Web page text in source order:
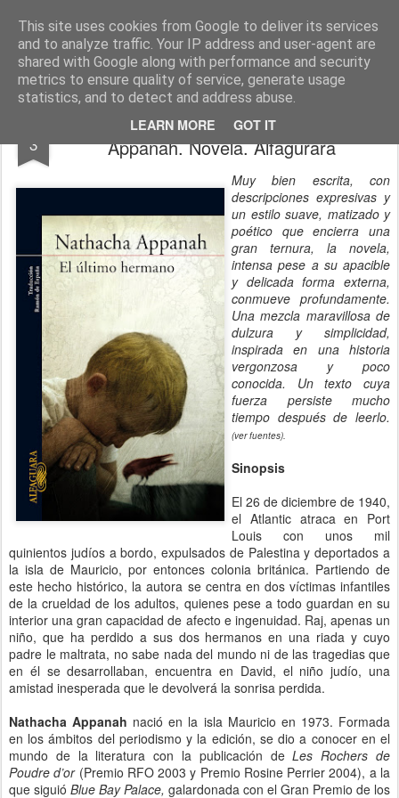
This site uses cookies from Google to deliver its services
and to analyze traffic. Your IP address and user-agent are
shared with Google along with performance and security
metrics to ensure quality of service, generate usage
statistics, and to detect and address abuse.
LEARN MORE GOT IT
CINE, LITERATURA Y VIDA Blog de Cine y Libros
3
EL ÚLTIMO HERMANO. Nathacha
Appanah. Novela. Alfagurara
Muy bien escrita, con
descripciones expresivas y
un estilo suave, matizado y
poético que encierra una
gran ternura, la novela,
intensa pese a su apacible
y delicada forma externa,
conmueve profundamente.
Una mezcla maravillosa de
dulzura y simplicidad,
inspirada en una historia
vergonzosa y poco
conocida. Un texto cuya
fuerza persiste mucho
tiempo después de leerlo.
(ver fuentes).
Sinopsis
El 26 de diciembre de 1940,
el Atlantic atraca en Port
Louis con unos mil
quinientos judíos a bordo, expulsados de Palestina y deportados a
la isla de Mauricio, por entonces colonia británica. Partiendo de
este hecho histórico, la autora se centra en dos víctimas infantiles
de la crueldad de los adultos, quienes pese a todo guardan en su
interior una gran capacidad de afecto e ingenuidad. Raj, apenas un
niño, que ha perdido a sus dos hermanos en una riada y cuyo
padre le maltrata, no sabe nada del mundo ni de las tragedias que
en él se desarrollaban, encuentra en David, el niño judío, una
amistad inesperada que le devolverá la sonrisa perdida.
Nathacha Appanah nació en la isla Mauricio en 1973. Formada
en los ámbitos del periodismo y la edición, se dio a conocer en el
mundo de la literatura con la publicación deLes Rochers de
Poudre d’or(Premio RFO 2003 y Premio Rosine Perrier 2004), a la
que siguió Blue Bay Palace, galardonada con el Gran Premio de los